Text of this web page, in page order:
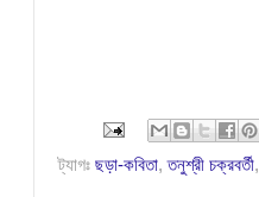
ট্যাগঃ ছড়া-কবিতা,তনুশ্রী চক্রবর্তী,